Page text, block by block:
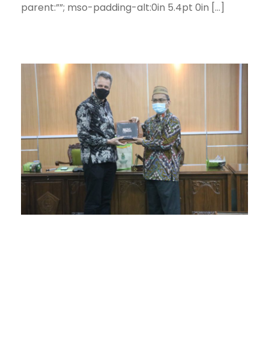
parent:””; mso-padding-alt:0in 5.4pt 0in […]